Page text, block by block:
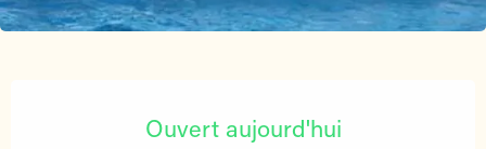
Ouvert aujourd'hui